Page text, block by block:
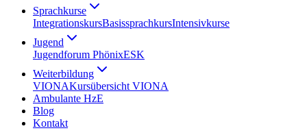
Sprachkurse
IntegrationskursBasissprachkursIntensivkurse
Jugend
Jugendforum PhönixESK
Weiterbildung
VIONAKursübersicht VIONA
Ambulante HzE
Blog
Kontakt